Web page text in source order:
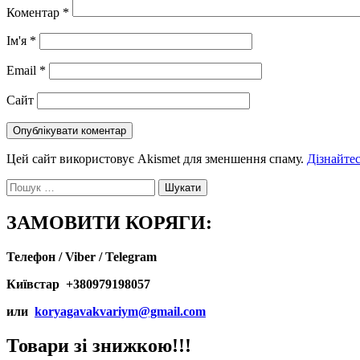
Коментар *
Ім'я *
Email *
Сайт
Цей сайт використовує Akismet для зменшення спаму.
Пошук:
ЗАМОВИТИ КОРЯГИ:
Телефон / Viber / Telegram
Київстар +380979198057
или koryagavakvariym@gmail.com
Товари зі знижкою!!!